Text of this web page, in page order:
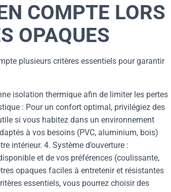
COMPTE LORS
OPAQUES
plusieurs critères essentiels pour garantir
isolation thermique afin de limiter les pertes
: Pour un confort optimal, privilégiez des
si vous habitez dans un environnement
à vos besoins (PVC, aluminium, bois)
intérieur. 4. Système d’ouverture :
et de vos préférences (coulissante,
opaques faciles à entretenir et résistantes
essentiels, vous pourrez choisir des